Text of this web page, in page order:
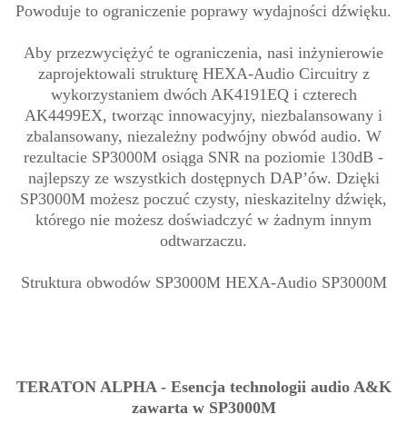
Powoduje to ograniczenie poprawy wydajności dźwięku.
Aby przezwyciężyć te ograniczenia, nasi inżynierowie
zaprojektowali strukturę HEXA-Audio Circuitry z
wykorzystaniem dwóch AK4191EQ i czterech
AK4499EX, tworząc innowacyjny, niezbalansowany i
zbalansowany, niezależny podwójny obwód audio. W
rezultacie SP3000M osiąga SNR na poziomie 130dB -
najlepszy ze wszystkich dostępnych DAP’ów. Dzięki
SP3000M możesz poczuć czysty, nieskazitelny dźwięk,
którego nie możesz doświadczyć w żadnym innym
odtwarzaczu.
Struktura obwodów SP3000M HEXA-Audio SP3000M
TERATON ALPHA - Esencja technologii audio A&K
zawarta w SP3000M